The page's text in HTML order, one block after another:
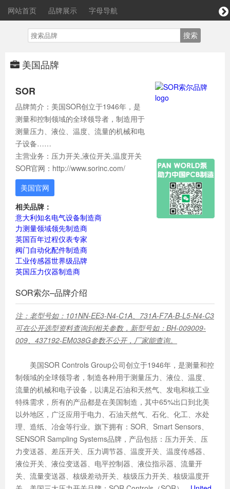
网站首页 品牌展示 字母导航
美国品牌
SOR
品牌简介：美国SOR创立于1946年，是
测量和控制领域的全球领导者，制造用于
测量压力、液位、温度、流量的机械和电
子设备……
主营业务：压力开关,液位开关,温度开关
SOR官网：http://www.sorinc.com/
美国官网
相关品牌：
意大利知名电气设备制造商
力测量领域领先制造商
英国百年过程仪表专家
阀门自动化配件制造商
工业传感器世界级品牌
英国压力仪器制造商
SOR索尔–品牌介绍
注：老型号如：101NN-EE3-N4-C1A、731A-F7A-B-L5-N4-C3
可在公开选型资料查询到相关参数，新型号如：BH-009009-
009、437192-EM038G参数不公开，厂家能查询。
美国SOR Controls Group公司创立于1946年，是测量和控
制领域的全球领导者，制造各种用于测量压力、液位、温度、
流量的机械和电子设备，以满足石油和天然气、发电和核工业
特殊需求，所有的产品都是在美国制造，其中65%出口到北美
以外地区，广泛应用于电力、石油天然气、石化、化工、水处
理、造纸、冶金等行业。旗下拥有：SOR、Smart Sensors、
SENSOR Sampling Systems品牌，产品包括：压力开关、压
力变送器、差压开关、压力调节器、温度开关、温度传感器、
液位开关、液位变送器、电平控制器、液位指示器、流量开
关、流量变送器、核级差动开关、核级压力开关、核级温度开